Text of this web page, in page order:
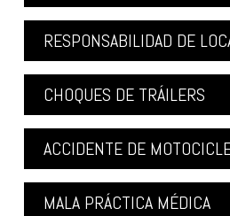
RESPONSABILIDAD DE
CHOQUES DE TRÁILERS
ACCIDENTE DE
MALA PRÁCTICA MÉDICA